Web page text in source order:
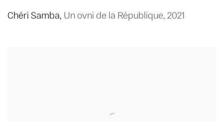
Chéri Samba, Un ovni de la République, 2021